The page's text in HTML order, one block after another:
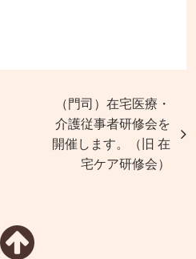
（門司）在宅医療・
介護従事者研修会を
開催します。（旧 在
宅ケア研修会）